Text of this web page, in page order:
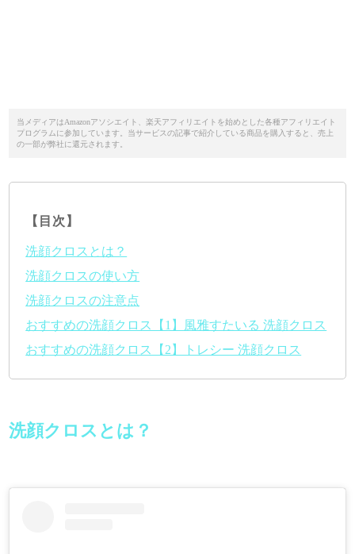
当メディアはAmazonアソシエイト、楽天アフィリエイトを始めとした各種アフィリエイト
プログラムに参加しています。当サービスの記事で紹介している商品を購入すると、売上
の一部が弊社に還元されます。
【目次】
洗顔クロスとは？
洗顔クロスの使い方
洗顔クロスの注意点
おすすめの洗顔クロス【1】風雅すたいる 洗顔クロス
おすすめの洗顔クロス【2】トレシー 洗顔クロス
洗顔クロスとは？